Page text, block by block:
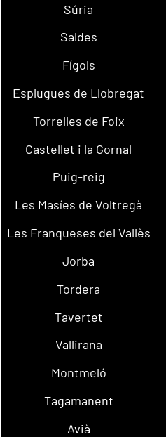
Súria
Saldes
Fígols
Esplugues de Llobregat
Torrelles de Foix
Castellet i la Gornal
Puig-reig
Les Masíes de Voltregà
Les Franqueses del Vallès
Jorba
Tordera
Tavertet
Vallirana
Montmeló
Tagamanent
Avià